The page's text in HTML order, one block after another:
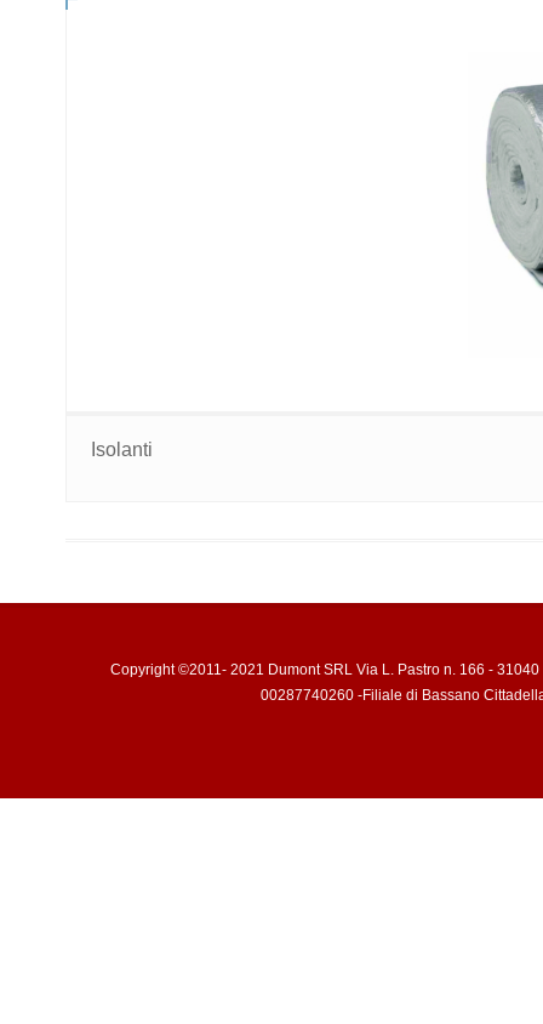
Isolanti
Copyright ©2011- 2021 Dumont SRL Via L. Pastro n. 166 -
00287740260 -Filiale di Bassano